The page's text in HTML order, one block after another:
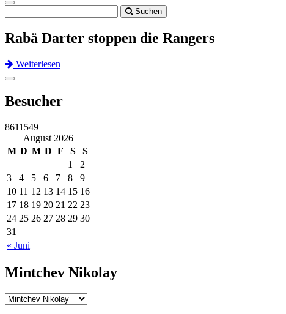
Toggle
navigation
Suchen
Rabä Darter stoppen die Rangers
Weiterlesen
Previous
Next
Toggle
Besucher
8611549
August 2026
M D M D F S S
« Juni
1
2
3
4 5 6 7 8
9
10 11 12 13 14 15 16
17 18 19 20 21 22 23
24 25 26 27 28 29 30
31
Mintchev Nikolay